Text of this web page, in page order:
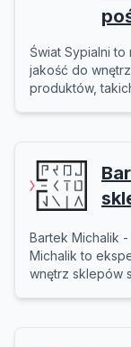
Świat Sypialni
jakość do
produktów,
Bartek Michalik
Michalik to
wnętrz sklepów